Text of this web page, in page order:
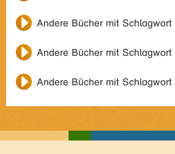
Andere Bücher mit Schlagwort
Andere Bücher mit Schlagwort
Andere Bücher mit Schlagwort